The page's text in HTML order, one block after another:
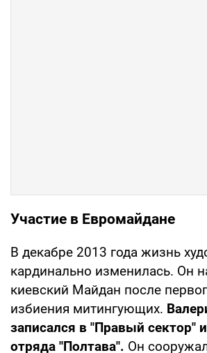
Участие в Евромайдане
В декабре 2013 года жизнь
кардинально изменилась. Он
киевский Майдан после
избиения митингующих.
записался в "Правый сектор"
отряда "Полтава". Он